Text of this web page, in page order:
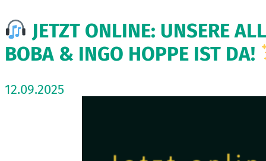
JETZT ONLINE: UNSERE
BOBA & INGO HOPPE IST DA!
12.09.2025